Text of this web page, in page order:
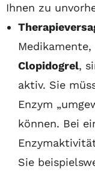
Ihnen zu
Clopidogrel,
aktiv. Sie
Enzym
können. Bei
Sie